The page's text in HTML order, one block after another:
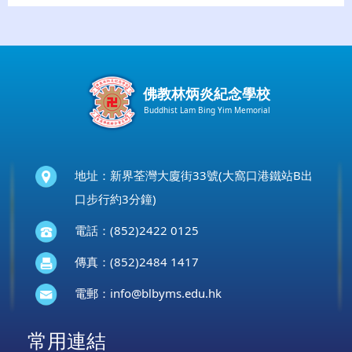
佛教林炳炎紀念學校
Buddhist Lam Bing Yim Memorial
地址：新界荃灣大廈街33號(大窩口港鐵站B出
口步行約3分鐘)
電話：(852)2422 0125
傳真：(852)2484 1417
電郵： info@blbyms.edu.hk
常用連結